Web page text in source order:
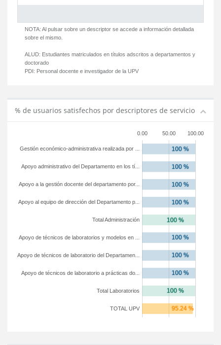
NOTA: Al pulsar sobre un descriptor se accede a información detallada
sobre el mismo.
ALUD: Estudiantes matriculados en títulos adscritos a departamentos y
doctorado
PDI: Personal docente e investigador de la UPV
% de usuarios satisfechos por descriptores de servicio
0.00 50.00 100.00
TOTAL UPV
Total Laboratorios
Apoyo de técnicos de laboratorio a prácticas do...
Apoyo de técnicos de laboratorio del Departamen...
Apoyo de técnicos de laboratorios y modelos en ...
Total Administración
Apoyo al equipo de dirección del Departamento p...
Apoyo a la gestión docente del departamento por...
Apoyo administrativo del Departamento en los tí...
Gestión económico-administrativa realizada por ...